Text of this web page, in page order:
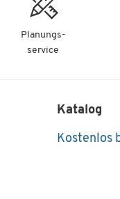
Planungs-
service
Katalog
Kostenlos